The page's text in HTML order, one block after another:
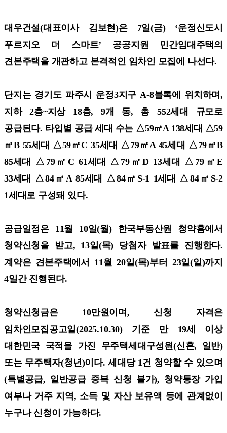
대우건설(대표이사 김보현)은 7일(금) ‘운정신도시
푸르지오 더 스마트’ 공공지원 민간임대주택의
견본주택을 개관하고 본격적인 임차인 모집에 나선다.
단지는 경기도 파주시 운정3지구 A-8블록에 위치하며,
지하 2층~지상 18층, 9개 동, 총 552세대 규모로
공급된다. 타입별 공급 세대 수는 △59㎡A 138세대 △59
㎡B 55세대 △59㎡C 35세대 △79㎡A 45세대 △79㎡B
85세대 △79㎡C 61세대 △79㎡D 13세대 △79㎡E
33세대 △84㎡A 85세대 △84㎡S-1 1세대 △84㎡S-2
1세대로 구성돼 있다.
공급일정은 11월 10일(월) 한국부동산원 청약홈에서
청약신청을 받고, 13일(목) 당첨자 발표를 진행한다.
계약은 견본주택에서 11월 20일(목)부터 23일(일)까지
4일간 진행된다.
청약신청금은 10만원이며, 신청 자격은
임차인모집공고일(2025.10.30) 기준 만 19세 이상
대한민국 국적을 가진 무주택세대구성원(신혼, 일반)
또는 무주택자(청년)이다. 세대당 1건 청약할 수 있으며
(특별공급, 일반공급 중복 신청 불가), 청약통장 가입
여부나 거주 지역, 소득 및 자산 보유액 등에 관계없이
누구나 신청이 가능하다.